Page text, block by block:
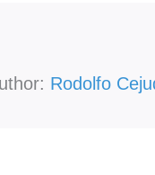
Rodolfo